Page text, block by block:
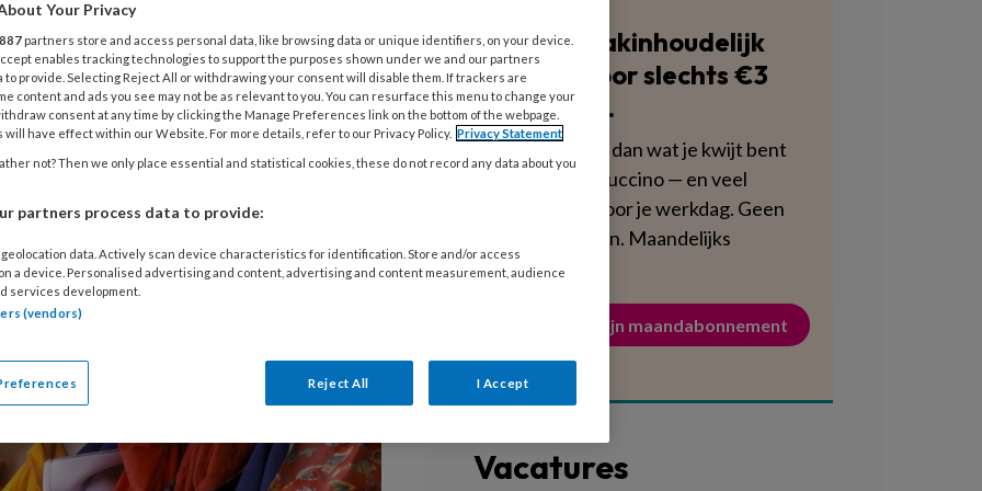
met het ministerie van SZW over de
voor bijna gratis kinderopvang,
Wel stappen ze uit de werkgroep
over de omstreden beslissing om
te merken als een Dienst van Algemeen
Dedan Schmidt van BK gaat de overheid
te werk rondom die DAEB: 'We zitten in
dat - als we er op deze manier mee
Blijf vakinhoudelijk
scherp voor slechts €3
per week.
Dat is minder dan wat je kwijt bent
aan een cappuccino — en veel
voedzamer voor je werkdag. Geen
verplichtingen. Maandelijks
opzegbaar.
Activeer mijn maandabonnement
Vacatures
Your Privacy
887 partners store and access personal data, like browsing data or unique identifiers, on your device.
enables tracking technologies to support the purposes shown under we and our partners
to provide. Selecting Reject All or withdrawing your consent will disable them. If trackers are
content and ads you see may not be as relevant to you. You can resurface this menu to change your
consent at any time by clicking the Manage Preferences link on the bottom of the webpage.
will have effect within our Website. For more details, refer to our Privacy Policy. Privacy Statement
not? Then we only place essential and statistical cookies, these do not record any data about you
partners process data to provide:
data. Actively scan device characteristics for identification. Store and/or access
a device. Personalised advertising and content, advertising and content measurement, audience
services development.
(vendors)
Reject All I Accept